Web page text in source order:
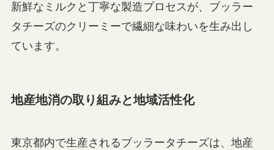
新鮮なミルクと丁寧な製造プロセスが、ブッラー
タチーズのクリーミーで繊細な味わいを生み出し
ています。
地産地消の取り組みと地域活性化
東京都内で生産されるブッラータチーズは、地産